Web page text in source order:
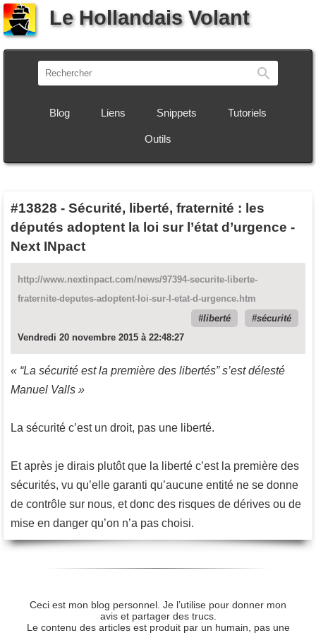
Le Hollandais Volant
Blog Liens Snippets Tutoriels
Outils
#13828 - Sécurité, liberté, fraternité : les
députés adoptent la loi sur l’état d’urgence -
Next INpact
http://www.nextinpact.com/news/97394-securite-liberte-
fraternite-deputes-adoptent-loi-sur-l-etat-d-urgence.htm
liberté
sécurité
Vendredi 20 novembre 2015 à 22:48:27
« “La sécurité est la première des libertés” s’est délesté
Manuel Valls »
La sécurité c’est un droit, pas une liberté.
Et après je dirais plutôt que la liberté c’est la première des
sécurités, vu qu’elle garanti qu’aucune entité ne se donne
de contrôle sur nous, et donc des risques de dérives ou de
mise en danger qu’on n’a pas choisi.
Ceci est mon blog personnel. Je l’utilise pour donner mon
avis et partager des trucs.
Le contenu des articles est produit par un humain, pas une